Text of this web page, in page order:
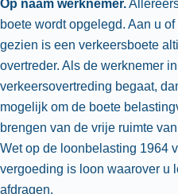
Op naam werknemer.
boete wordt opgelegd. Aan u
gezien is een verkeersboete
overtreder. Als de werknemer
verkeersovertreding begaat,
mogelijk om de boete
brengen van de vrije ruimte
Wet op de loonbelasting 1964
vergoeding is loon waarover u
afdragen.